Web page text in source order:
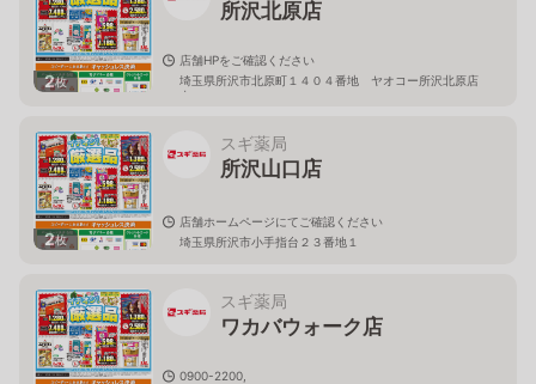
2枚
所沢北原店
店舗HPをご確認ください
埼玉県所沢市北原町１４０４番地 ヤオコー所沢北原店
内
2枚
スギ薬局
所沢山口店
店舗ホームページにてご確認ください
埼玉県所沢市小手指台２３番地１
スギ薬局
ワカバウォーク店
0900-2200,